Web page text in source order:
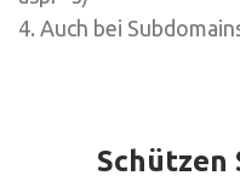
4. Auch bei
Schützen